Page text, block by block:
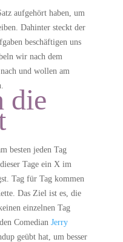
aufgehört haben, um
Dahinter steckt der
beschäftigen uns
wir nach dem
und wollen am
die
besten jeden Tag
Tage ein X im
Tag für Tag kommen
Das Ziel ist es, die
einzelnen Tag
Comedian Jerry
geübt hat, um besser